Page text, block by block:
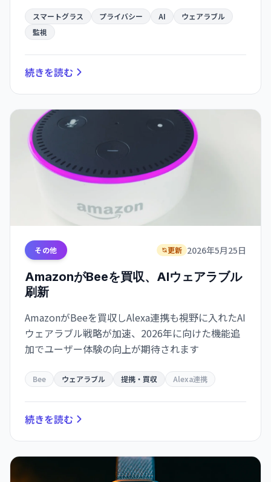
への警告でもある。
スマートグラス プライバシー AI
ウェアラブル
監視
続きを読む
その他 更新 2026年5月25日
AmazonがBeeを買収、AIウェアラブル
刷新
AmazonがBeeを買収しAlexa連携も視野に入れたAI
ウェアラブル戦略が加速、2026年に向けた機能追
加でユーザー体験の向上が期待されます
Bee ウェアラブル 提携・買収 Alexa連携
続きを読む